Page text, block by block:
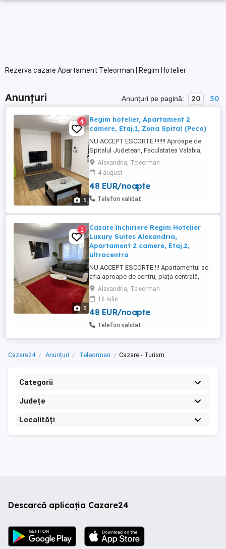
Rezerva cazare Apartament Teleorman | Regim Hotelier
Anunțuri Anunțuri pe pagină: 20 50
5
4
Regim hotelier, Apartament 2
camere, Etaj.1, Zona Spital (Peco)
NU ACCEPT ESCORTE !!!!!!! Aproape de
Spitalul Judetean, Faculatatea Valahia,
Piata, Farmacie, Profi si magazine Non-
Stop. Se poate inchiria pe 24 ore cu suma
de 250 lei sau pe 3 ore cu suma de 150 lei.
-Centrala proprie. -Frigider. -Masina de
spălat. -Cuptor cu microunde. -Vesela
Alexandria, Teleorman
4 august
48 EUR/noapte
Telefon validat
5
1
Cazare închiriere Regim Hotelier
Luxury Suites Alexandria,
Apartament 2 camere, Etaj.2,
ultracentra
NU ACCEPT ESCORTE !!! Apartamentul se
afla aproape de centru, piața centrală,
farmacii, Profi, Penny, Carrefour, Cinema.
Se poate închiria pe 24 ore cu suma de
250 lei sau pe 3 ore cu suma de 150 lei. -
Centrală proprie, -Frigider, -Mașină de
spălat, -Cuptor cu microunde, -Veselă
Alexandria, Teleorman
16 iulie
48 EUR/noapte
Telefon validat
Cazare24 Anunțuri Teleorman Cazare - Turism
Categorii
Județe
Localități
Descarcă aplicația Cazare24